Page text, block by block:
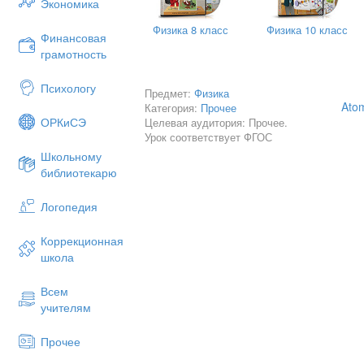
Экономика
Финансовая
грамотность
Психологу
ОРКиСЭ
Школьному
библиотекарю
Логопедия
Коррекционная
школа
Всем
учителям
Прочее
boradi (R→0), tezligi esa o‘zgarmaydi
Физика 8 класс Физика 10 класс
Предмет:Физика
Категория: Прочее
Целевая аудитория: Прочее.
Урок соответствует ФГОС